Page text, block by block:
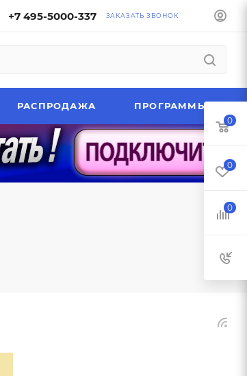
+7 495-5000-337 ЗАКАЗАТЬ ЗВОНОК
РАСПРОДАЖА ПРОГРАММЫ
0
0
0